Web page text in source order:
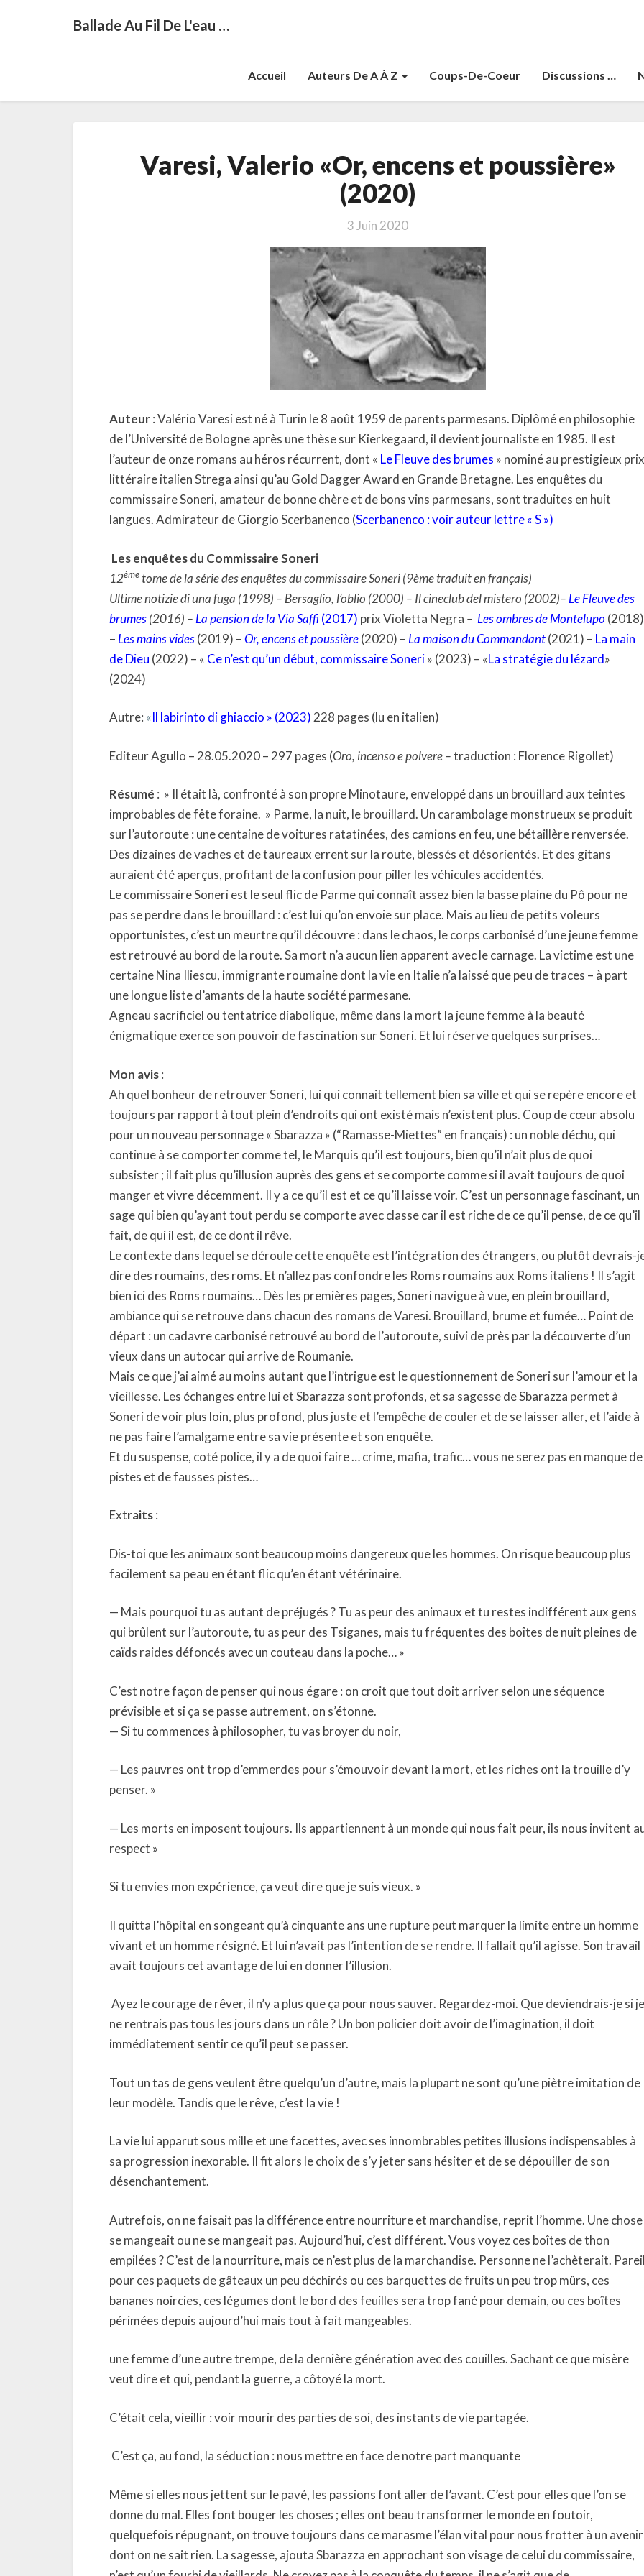
Ballade Au Fil De L'eau …
Accueil Auteurs De A À Z Coups-De-Coeur Discussions …
Valerio
«Or,
encens
poussière»
Varesi, Valerio «Or, encens et poussière»
(2020)
3 Juin 2020
Auteur: Valério Varesi est né à Turin le 8 août 1959 de parents parmesans. Diplômé en philosophie
de l’Université de Bologne après une thèse sur Kierkegaard, il devient journaliste en 1985. Il est
l’auteur de onze romans au héros récurrent, dont « Le Fleuve des brumes » nominé au prestigieux prix
littéraire italien Strega ainsi qu’au Gold Dagger Award en Grande Bretagne. Les enquêtes du
commissaire Soneri, amateur de bonne chère et de bons vins parmesans, sont traduites en huit
langues. Admirateur de Giorgio Scerbanenco (Scerbanenco : voir auteur lettre « S »)
Les enquêtes du Commissaire Soneri
12ème tome de la série des enquêtes du commissaire Soneri (9ème traduit en français)
Ultime notizie di una fuga (1998) – Bersaglio, l’oblio (2000) – Il cineclub del mistero (2002)– Le Fleuve des
brumes(2016) – La pension de la Via Saffi (2017) prix Violetta Negra – Les ombres de Montelupo (2018)
– Les mains vides(2019) –Or, encens et poussière(2020) – La maison du Commandant(2021) – La main
de Dieu (2022) – « Ce n’est qu’un début, commissaire Soneri» (2023) – «La stratégie du lézard»
(2024)
Autre: «Il labirinto di ghiaccio » (2023) 228 pages (lu en italien)
Editeur Agullo – 28.05.2020 – 297 pages (Oro, incenso e polvere –traduction : Florence Rigollet)
Résumé : » Il était là, confronté à son propre Minotaure, enveloppé dans un brouillard aux teintes
improbables de fête foraine. » Parme, la nuit, le brouillard. Un carambolage monstrueux se produit
sur l’autoroute : une centaine de voitures ratatinées, des camions en feu, une bétaillère renversée.
Des dizaines de vaches et de taureaux errent sur la route, blessés et désorientés. Et des gitans
auraient été aperçus, profitant de la confusion pour piller les véhicules accidentés.
Le commissaire Soneri est le seul flic de Parme qui connaît assez bien la basse plaine du Pô pour ne
pas se perdre dans le brouillard : c’est lui qu’on envoie sur place. Mais au lieu de petits voleurs
opportunistes, c’est un meurtre qu’il découvre : dans le chaos, le corps carbonisé d’une jeune femme
est retrouvé au bord de la route. Sa mort n’a aucun lien apparent avec le carnage. La victime est une
certaine Nina Iliescu, immigrante roumaine dont la vie en Italie n’a laissé que peu de traces – à part
une longue liste d’amants de la haute société parmesane.
Agneau sacrificiel ou tentatrice diabolique, même dans la mort la jeune femme à la beauté
énigmatique exerce son pouvoir de fascination sur Soneri. Et lui réserve quelques surprises…
Mon avis:
Ah quel bonheur de retrouver Soneri, lui qui connait tellement bien sa ville et qui se repère encore et
toujours par rapport à tout plein d’endroits qui ont existé mais n’existent plus. Coup de cœur absolu
pour un nouveau personnage « Sbarazza » (“Ramasse-Miettes” en français) : un noble déchu, qui
continue à se comporter comme tel, le Marquis qu’il est toujours, bien qu’il n’ait plus de quoi
subsister ; il fait plus qu’illusion auprès des gens et se comporte comme si il avait toujours de quoi
manger et vivre décemment. Il y a ce qu’il est et ce qu’il laisse voir. C’est un personnage fascinant, un
sage qui bien qu’ayant tout perdu se comporte avec classe car il est riche de ce qu’il pense, de ce qu’il
fait, de qui il est, de ce dont il rêve.
Le contexte dans lequel se déroule cette enquête est l’intégration des étrangers, ou plutôt devrais-
dire des roumains, des roms. Et n’allez pas confondre les Roms roumains aux Roms italiens ! Il s’agit
bien ici des Roms roumains… Dès les premières pages, Soneri navigue à vue, en plein brouillard,
ambiance qui se retrouve dans chacun des romans de Varesi. Brouillard, brume et fumée… Point de
départ : un cadavre carbonisé retrouvé au bord de l’autoroute, suivi de près par la découverte d’un
vieux dans un autocar qui arrive de Roumanie.
Mais ce que j’ai aimé au moins autant que l’intrigue est le questionnement de Soneri sur l’amour et la
vieillesse. Les échanges entre lui et Sbarazza sont profonds, et sa sagesse de Sbarazza permet à
Soneri de voir plus loin, plus profond, plus juste et l’empêche de couler et de se laisser aller, et l’aide à
ne pas faire l’amalgame entre sa vie présente et son enquête.
Et du suspense, coté police, il y a de quoi faire … crime, mafia, trafic… vous ne serez pas en manque de
pistes et de fausses pistes…
Extraits:
Dis-toi que les animaux sont beaucoup moins dangereux que les hommes. On risque beaucoup plus
facilement sa peau en étant flic qu’en étant vétérinaire.
— Mais pourquoi tu as autant de préjugés ? Tu as peur des animaux et tu restes indifférent aux gens
qui brûlent sur l’autoroute, tu as peur des Tsiganes, mais tu fréquentes des boîtes de nuit pleines de
caïds raides défoncés avec un couteau dans la poche… »
C’est notre façon de penser qui nous égare : on croit que tout doit arriver selon une séquence
prévisible et si ça se passe autrement, on s’étonne.
— Si tu commences à philosopher, tu vas broyer du noir,
— Les pauvres ont trop d’emmerdes pour s’émouvoir devant la mort, et les riches ont la trouille d’y
penser. »
— Les morts en imposent toujours. Ils appartiennent à un monde qui nous fait peur, ils nous invitent
respect »
Si tu envies mon expérience, ça veut dire que je suis vieux. »
Il quitta l’hôpital en songeant qu’à cinquante ans une rupture peut marquer la limite entre un homme
vivant et un homme résigné. Et lui n’avait pas l’intention de se rendre. Il fallait qu’il agisse. Son travail
avait toujours cet avantage de lui en donner l’illusion.
Ayez le courage de rêver, il n’y a plus que ça pour nous sauver. Regardez-moi. Que deviendrais-je si je
ne rentrais pas tous les jours dans un rôle ? Un bon policier doit avoir de l’imagination, il doit
immédiatement sentir ce qu’il peut se passer.
Tout un tas de gens veulent être quelqu’un d’autre, mais la plupart ne sont qu’une piètre imitation de
leur modèle. Tandis que le rêve, c’est la vie !
La vie lui apparut sous mille et une facettes, avec ses innombrables petites illusions indispensables à
sa progression inexorable. Il fit alors le choix de s’y jeter sans hésiter et de se dépouiller de son
désenchantement.
Autrefois, on ne faisait pas la différence entre nourriture et marchandise, reprit l’homme. Une chose
se mangeait ou ne se mangeait pas. Aujourd’hui, c’est différent. Vous voyez ces boîtes de thon
empilées ? C’est de la nourriture, mais ce n’est plus de la marchandise. Personne ne l’achèterait.
pour ces paquets de gâteaux un peu déchirés ou ces barquettes de fruits un peu trop mûrs, ces
bananes noircies, ces légumes dont le bord des feuilles sera trop fané pour demain, ou ces boîtes
périmées depuis aujourd’hui mais tout à fait mangeables.
une femme d’une autre trempe, de la dernière génération avec des couilles. Sachant ce que misère
veut dire et qui, pendant la guerre, a côtoyé la mort.
C’était cela, vieillir : voir mourir des parties de soi, des instants de vie partagée.
C’est ça, au fond, la séduction : nous mettre en face de notre part manquante
Même si elles nous jettent sur le pavé, les passions font aller de l’avant. C’est pour elles que l’on se
donne du mal. Elles font bouger les choses ; elles ont beau transformer le monde en foutoir,
quelquefois répugnant, on trouve toujours dans ce marasme l’élan vital pour nous frotter à un avenir
dont on ne sait rien. La sagesse, ajouta Sbarazza en approchant son visage de celui du commissaire,